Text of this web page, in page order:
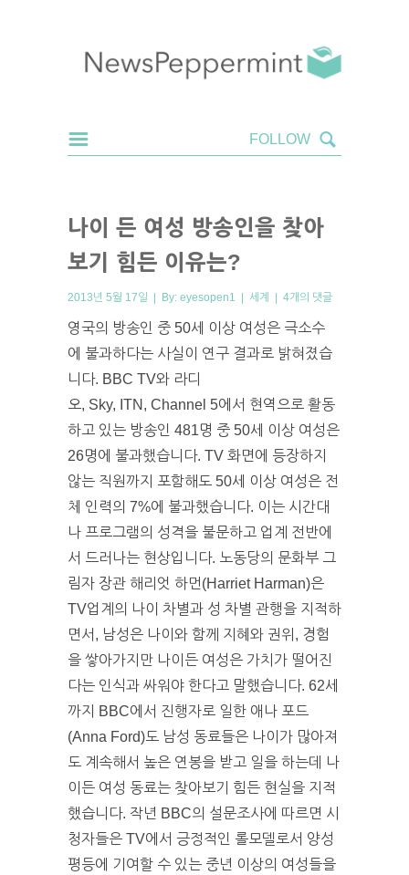
나이 든 여성 방송인을 찾아
보기 힘든 이유는?
2013년 5월 17일 | By: eyesopen1 | 세계 | 4개의 댓글
영국의 방송인 중 50세 이상 여성은 극소수
에 불과하다는 사실이 연구 결과로 밝혀졌습
니다. BBC TV와 라디
오, Sky, ITN, Channel 5에서 현역으로 활동
하고 있는 방송인 481명 중 50세 이상 여성은
26명에 불과했습니다. TV 화면에 등장하지
않는 직원까지 포함해도 50세 이상 여성은 전
체 인력의 7%에 불과했습니다. 이는 시간대
나 프로그램의 성격을 불문하고 업계 전반에
서 드러나는 현상입니다. 노동당의 문화부 그
림자 장관 해리엇 하먼(Harriet Harman)은
TV업계의 나이 차별과 성 차별 관행을 지적하
면서, 남성은 나이와 함께 지혜와 권위, 경험
을 쌓아가지만 나이든 여성은 가치가 떨어진
다는 인식과 싸워야 한다고 말했습니다. 62세
까지 BBC에서 진행자로 일한 애나 포드
(Anna Ford)도 남성 동료들은 나이가 많아져
도 계속해서 높은 연봉을 받고 일을 하는데 나
이든 여성 동료는 찾아보기 힘든 현실을 지적
했습니다. 작년 BBC의 설문조사에 따르면 시
청자들은 TV에서 긍정적인 롤모델로서 양성
평등에 기여할 수 있는 중년 이상의 여성들을